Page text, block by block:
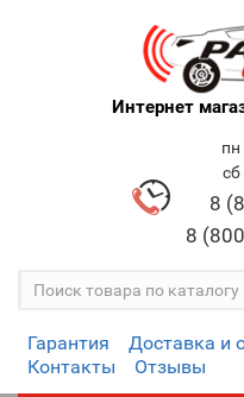
Интернет
пн
сб
8
8
Гарантия Доставка и
Контакты
Отзывы